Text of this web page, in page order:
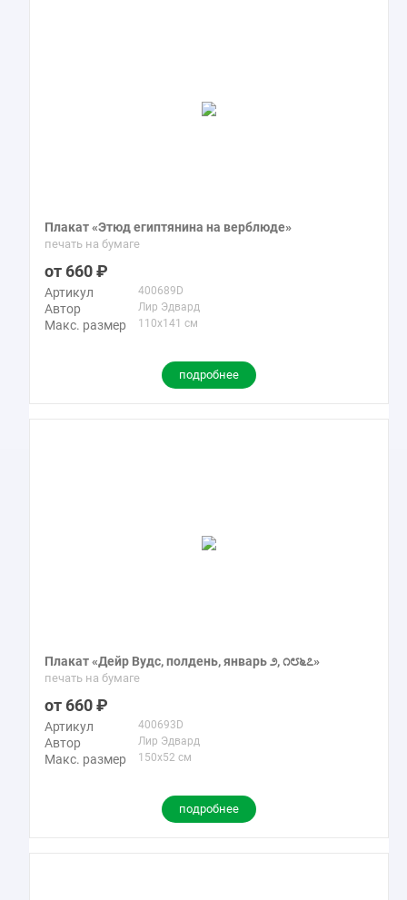
течению», «Фиванская равнина и два колосса», «Римская
Плакат «Этюд египтянина на верблюде»
печать на бумаге
660
Артикул 400689D
Автор Лир Эдвард
Макс. размер 110x141 см
подробнее
Плакат «Дейр Вудс, полдень, январь ೨, ೧೮೬೭»
печать на бумаге
660
Артикул 400693D
Автор Лир Эдвард
Макс. размер 150x52 см
подробнее